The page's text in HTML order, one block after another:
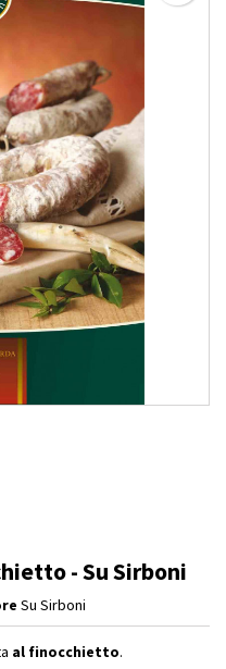
- Su Sirboni
Su Sirboni
al finocchietto.